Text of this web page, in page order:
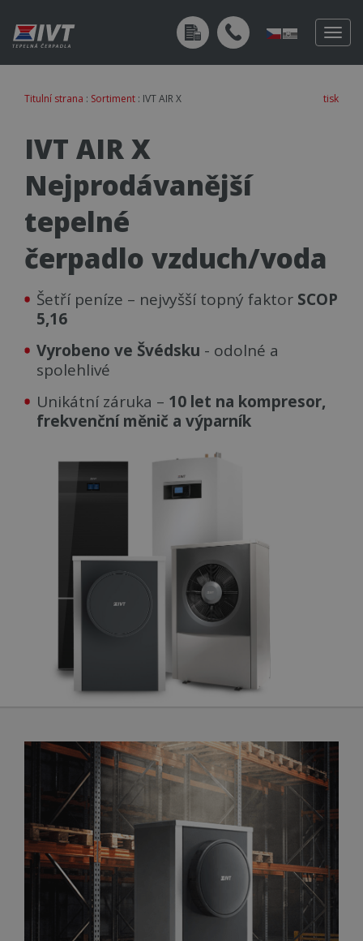
tisk
Titulní strana : Sortiment : IVT AIR X
IVT AIR X
Nejprodávanější
tepelné
čerpadlo vzduch/voda
Šetří peníze – nejvyšší topný faktor SCOP
5,16
Vyrobeno ve Švédsku - odolné a
spolehlivé
Unikátní záruka – 10 let na kompresor,
frekvenční měnič a výparník